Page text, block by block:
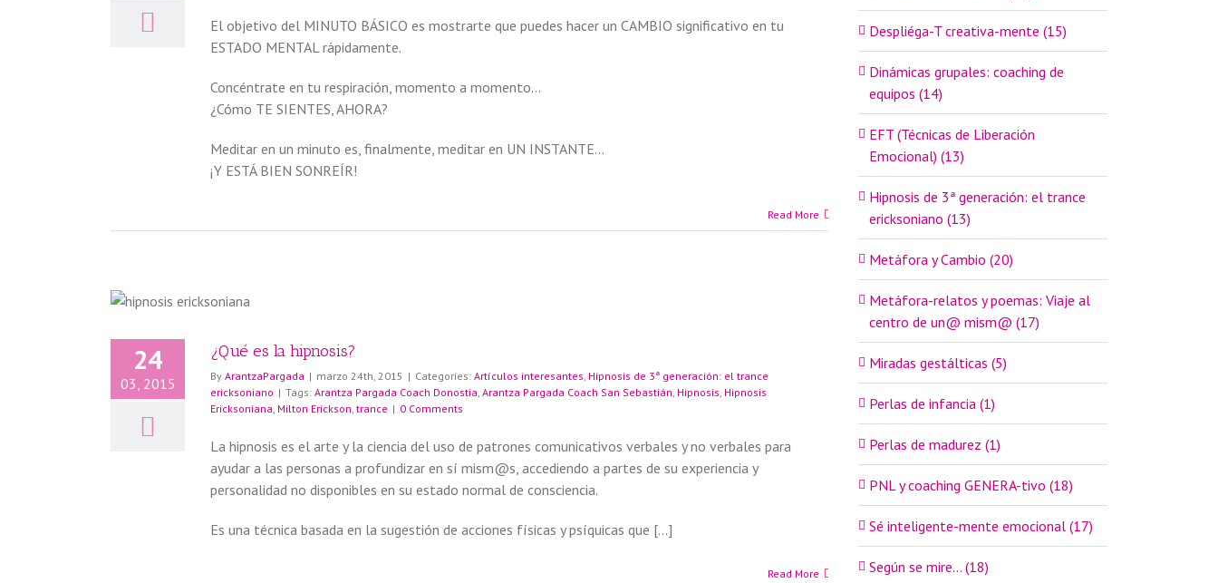
El objetivo del MINUTO BÁSICO es mostrarte que puedes hacer un CAMBIO significativo en tu
ESTADO MENTAL rápidamente.
Concéntrate en tu respiración, momento a momento…
¿Cómo TE SIENTES, AHORA?
Meditar en un minuto es, finalmente, meditar en UN INSTANTE…
¡Y ESTÁ BIEN SONREÍR!
Read More
24
03, 2015
¿Qué es la hipnosis?
By ArantzaPargada | marzo 24th, 2015 | Categories: Artículos interesantes, Hipnosis de 3ª generación: el trance
ericksoniano | Tags: Arantza Pargada Coach Donostia, Arantza Pargada Coach San Sebastián, Hipnosis, Hipnosis
Ericksoniana, Milton Erickson, trance | 0 Comments
La hipnosis es el arte y la ciencia del uso de patrones comunicativos verbales y no verbales para
ayudar a las personas a profundizar en sí mism@s, accediendo a partes de su experiencia y
personalidad no disponibles en su estado normal de consciencia.
Es una técnica basada en la sugestión de acciones físicas y psíquicas que […]
Read More
Despliéga-T creativa-mente (15)
Dinámicas grupales: coaching de
equipos (14)
EFT (Técnicas de Liberación
Emocional) (13)
Hipnosis de 3ª generación: el trance
ericksoniano (13)
Metáfora y Cambio (20)
Metáfora-relatos y poemas: Viaje al
centro de un@ mism@ (17)
Miradas gestálticas (5)
Perlas de infancia (1)
Perlas de madurez (1)
PNL y coaching GENERA-tivo (18)
Sé inteligente-mente emocional (17)
Según se mire… (18)